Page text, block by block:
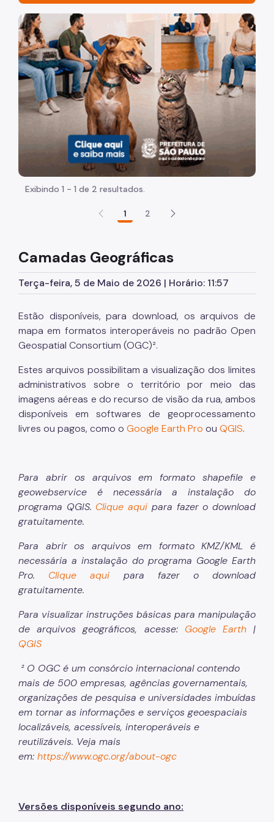
Organização
Estabelecimentos e Serviços de Saúde
Geoprocessamento e Informações socioambientais
Informações Assistenciais
Inquérito de Saúde
Mapoteca
Mortalidade
Imagem de um cachorro caramelo e uma gata rajada,
Exibindo 1 - 1 de 2 resultados.
1 2
Camadas Geográficas
Terça-feira, 5 de Maio de 2026 | Horário: 11:57
Estão disponíveis, para download, os arquivos de
mapa em formatos interoperáveis no padrão Open
Geospatial Consortium (OGC)².
Estes arquivos possibilitam a visualização dos limites
administrativos sobre o território por meio das
imagens aéreas e do recurso de visão da rua, ambos
disponíveis em softwares de geoprocessamento
livres ou pagos, como o Google Earth Pro ou QGIS.
Para abrir os arquivos em formato shapefile e
geowebservice é necessária a instalação do
programa QGIS. Clique aqui para fazer o download
gratuitamente.
Para abrir os arquivos em formato KMZ/KML é
necessária a instalação do programa Google Earth
Pro. Clique aqui para fazer o download
gratuitamente.
Para visualizar instruções básicas para manipulação
de arquivos geográficos, acesse: Google Earth|
QGIS
² O OGC é um consórcio internacional contendo
mais de 500 empresas, agências governamentais,
organizações de pesquisa e universidades imbuídas
em tornar as informações e serviços geoespaciais
localizáveis, acessíveis, interoperáveis e
reutilizáveis. Veja mais
em: https://www.ogc.org/about-ogc
Versões disponíveis segundo ano: